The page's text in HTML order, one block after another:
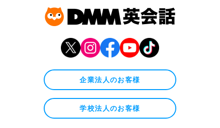
企業法人のお客様
学校法人のお客様